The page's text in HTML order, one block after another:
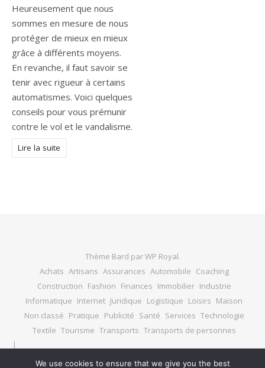
Heureusement que nous
sommes en mesure de nous
protéger de mieux en mieux
grâce à différents moyens.
En revanche, il faut savoir se
tenir avec rigueur à certains
automatismes. Voici quelques
conseils pour vous prémunir
contre le vol et le vandalisme.
Lire la suite
Thème Bard parWP Royal.
Achats Artisans Assurances Automobile Coaching
Construction Fashion Finances Immobilier Industrie
Informatique Internet Juridique Logistique Loisirs Maison
Non classé Pratique Publicité Santé Services Technologie
Textile Tourisme Transports Transports de personnes
We use cookies to ensure that we give you the best